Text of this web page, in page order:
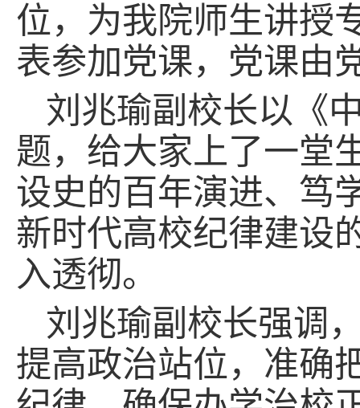
位，为我院师生讲授
表参加党课，党课由
刘兆瑜副校长以《
题，给大家上了一堂
设史的百年演进、笃
新时代高校纪律建设
入透彻。
刘兆瑜副校长强调
提高政治站位，准确